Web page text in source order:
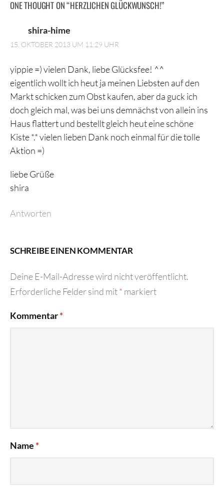
ONE THOUGHT ON “HERZLICHEN GLÜCKWUNSCH!”
shira-hime
15. OKTOBER 2013 UM 11:29 UHR
yippie =) vielen Dank, liebe Glücksfee! ^^
eigentlich wollt ich heut ja meinen Liebsten auf den
Markt schicken zum Obst kaufen, aber da guck ich
doch gleich mal, was bei uns demnächst von allein ins
Haus flattert und bestellt gleich heut eine schöne
Kiste *.* vielen lieben Dank noch einmal für die tolle
Aktion =)
liebe Grüße
shira
Antworten
SCHREIBE EINEN KOMMENTAR
Deine E-Mail-Adresse wird nicht veröffentlicht.
Erforderliche Felder sind mit* markiert
Kommentar*
Name *